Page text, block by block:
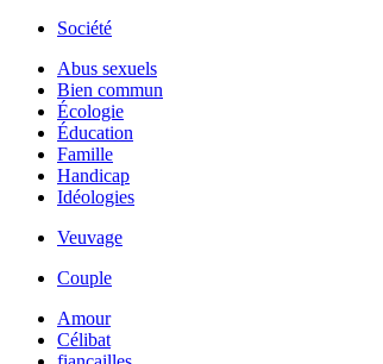
Société
Abus sexuels
Bien commun
Écologie
Éducation
Famille
Handicap
Idéologies
Veuvage
Couple
Amour
Célibat